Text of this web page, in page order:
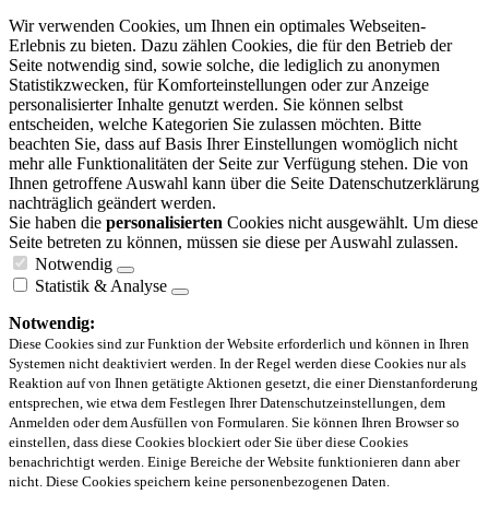
Wir verwenden Cookies, um Ihnen ein optimales Webseiten-
Erlebnis zu bieten. Dazu zählen Cookies, die für den Betrieb der
Seite notwendig sind, sowie solche, die lediglich zu anonymen
Statistikzwecken, für Komforteinstellungen oder zur Anzeige
personalisierter Inhalte genutzt werden. Sie können selbst
entscheiden, welche Kategorien Sie zulassen möchten. Bitte
beachten Sie, dass auf Basis Ihrer Einstellungen womöglich nicht
mehr alle Funktionalitäten der Seite zur Verfügung stehen. Die von
Ihnen getroffene Auswahl kann über die Seite Datenschutzerklärung
nachträglich geändert werden.
Sie haben die personalisierten Cookies nicht ausgewählt. Um diese
Seite betreten zu können, müssen sie diese per Auswahl zulassen.
Notwendig
Statistik & Analyse
Notwendig:
Diese Cookies sind zur Funktion der Website erforderlich und können in Ihren
Systemen nicht deaktiviert werden. In der Regel werden diese Cookies nur als
Reaktion auf von Ihnen getätigte Aktionen gesetzt, die einer Dienstanforderung
entsprechen, wie etwa dem Festlegen Ihrer Datenschutzeinstellungen, dem
Anmelden oder dem Ausfüllen von Formularen. Sie können Ihren Browser so
einstellen, dass diese Cookies blockiert oder Sie über diese Cookies
benachrichtigt werden. Einige Bereiche der Website funktionieren dann aber
nicht. Diese Cookies speichern keine personenbezogenen Daten.